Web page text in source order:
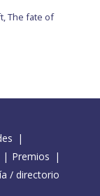
The fate of
Premios
/ directorio